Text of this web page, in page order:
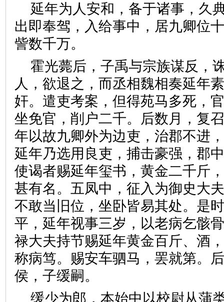
延年为人安和，备于诸事，久
出即奉驾，入给事中，居九卿位
訾数千万。
霍光薨后，子禹与宗族谋反，
人，欲退之，而丞相魏相奏延年
奸。遣吏考案，但得苑马多死，
坐免官，削户二千。后数月，复
年以故九卿外为边吏，治郡不进
延年乃选用良吏，捕击豪强，郡
使谒者赐延年玺书，黄金二千斤
甚有名。五凤中，征入为御史大
不敢当旧位，坐卧皆易其处。是
平，延年视事三岁，以老病乞骸
禄大夫持节赐延年黄金百斤、酒
称病笃。赐安车驷马，罢就第。
侯，子缓嗣。
缓少为郎，本始中以校尉从蒲